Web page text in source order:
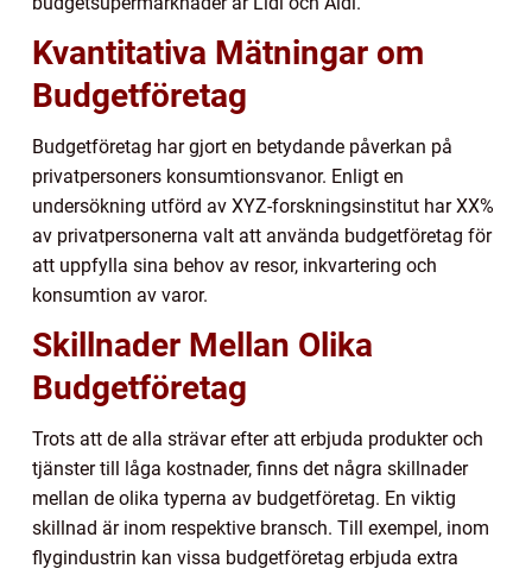
Kvantitativa Mätningar om
Budgetföretag
Budgetföretag har gjort en betydande påverkan på
privatpersoners konsumtionsvanor. Enligt en
undersökning utförd av XYZ-forskningsinstitut har XX%
av privatpersonerna valt att använda budgetföretag för
att uppfylla sina behov av resor, inkvartering och
konsumtion av varor.
Skillnader Mellan Olika
Budgetföretag
Trots att de alla strävar efter att erbjuda produkter och
tjänster till låga kostnader, finns det några skillnader
mellan de olika typerna av budgetföretag. En viktig
skillnad är inom respektive bransch. Till exempel, inom
flygindustrin kan vissa budgetföretag erbjuda extra